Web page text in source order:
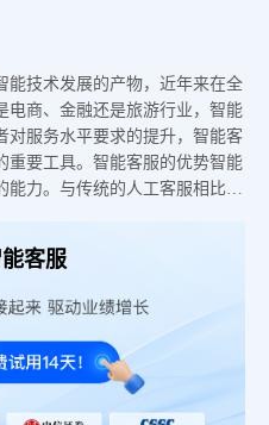
能技术发展的产物，近年来在全
电商、金融还是旅游行业，智能
对服务水平要求的提升，智能客
重要工具。智能客服的优势智能
能力。与传统的人工客服相比，
客服